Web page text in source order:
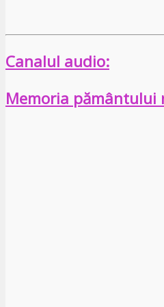
Canalul audio:
Memoria pământului